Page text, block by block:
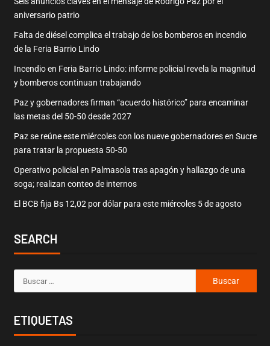
aniversario patrio
Falta de diésel complica el trabajo de los bomberos en incendio
de la Feria Barrio Lindo
Incendio en Feria Barrio Lindo: informe policial revela la magnitud
y bomberos continuan trabajando
Paz y gobernadores firman “acuerdo histórico” para encaminar
las metas del 50-50 desde 2027
Paz se reúne este miércoles con los nueve gobernadores en Sucre
para tratar la propuesta 50-50
Operativo policial en Palmasola tras apagón y hallazgo de una
soga; realizan conteo de internos
El BCB fija Bs 12,02 por dólar para este miércoles 5 de agosto
SEARCH
ETIQUETAS